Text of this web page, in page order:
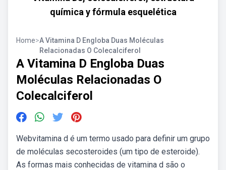
química y fórmula esquelética
Home>A Vitamina D Engloba Duas Moléculas
Relacionadas O Colecalciferol
A Vitamina D Engloba Duas
Moléculas Relacionadas O
Colecalciferol
Webvitamina d é um termo usado para definir um grupo
de moléculas secosteroides (um tipo de esteroide).
As formas mais conhecidas de vitamina d são o